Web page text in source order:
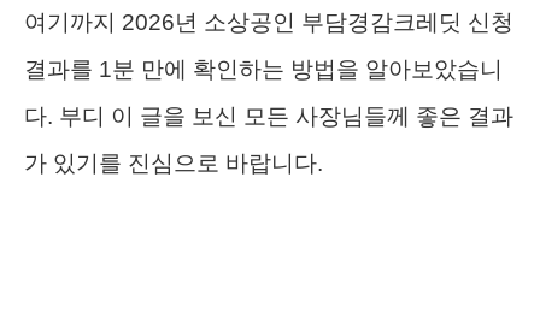
여기까지 2026년 소상공인 부담경감크레딧 신청
결과를 1분 만에 확인하는 방법을 알아보았습니
다. 부디 이 글을 보신 모든 사장님들께 좋은 결과
가 있기를 진심으로 바랍니다.